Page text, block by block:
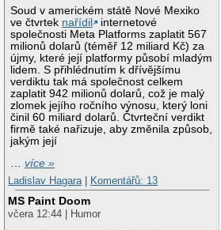
Soud v americkém státě Nové Mexiko
ve čtvrtek nařídil
internetové
společnosti Meta Platforms zaplatit 567
milionů dolarů (téměř 12 miliard Kč) za
újmy, které její platformy působí mladým
lidem. S přihlédnutím k dřívějšímu
verdiktu tak má společnost celkem
zaplatit 942 milionů dolarů, což je malý
zlomek jejího ročního výnosu, který loni
činil 60 miliard dolarů. Čtvrteční verdikt
firmě také nařizuje, aby změnila způsob,
jakým její
…více »
Ladislav Hagara
Komentářů: 13
MS Paint Doom
včera 12:44 | Humor